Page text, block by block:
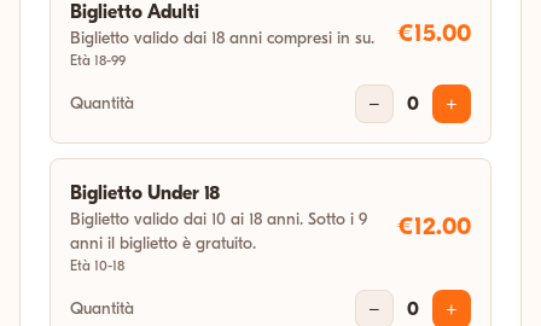
gio 31 dic 2026
04:11
Biglietto Adulti
Biglietto valido dai 18 anni compresi in su.
Età 18-99
€15.00
Quantità − 0 +
Biglietto Under 18
Biglietto valido dai 10 ai 18 anni. Sotto i 9
anni il biglietto è gratuito.
Età 10-18
€12.00
Quantità − 0 +